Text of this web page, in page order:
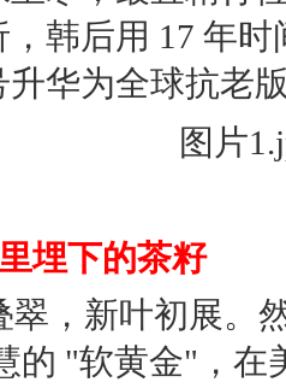
韩后用 17 年
华为全球抗老
埋下的茶籽
翠，新叶初展。
的 "软黄金"，在